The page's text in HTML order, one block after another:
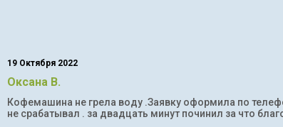
19 Октября 2022
Оксана В.
Кофемашина не грела воду .Заявку оформила по
не срабатывал . за двадцать минут починил за что